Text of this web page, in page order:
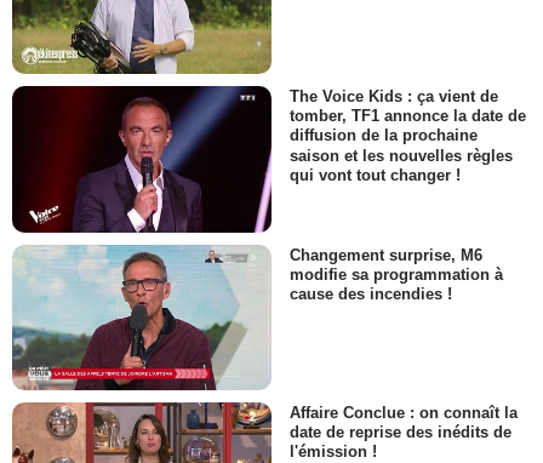
The Voice Kids : ça vient de
tomber, TF1 annonce la date de
diffusion de la prochaine
saison et les nouvelles règles
qui vont tout changer !
Changement surprise, M6
modifie sa programmation à
cause des incendies !
Affaire Conclue : on connaît la
date de reprise des inédits de
l'émission !